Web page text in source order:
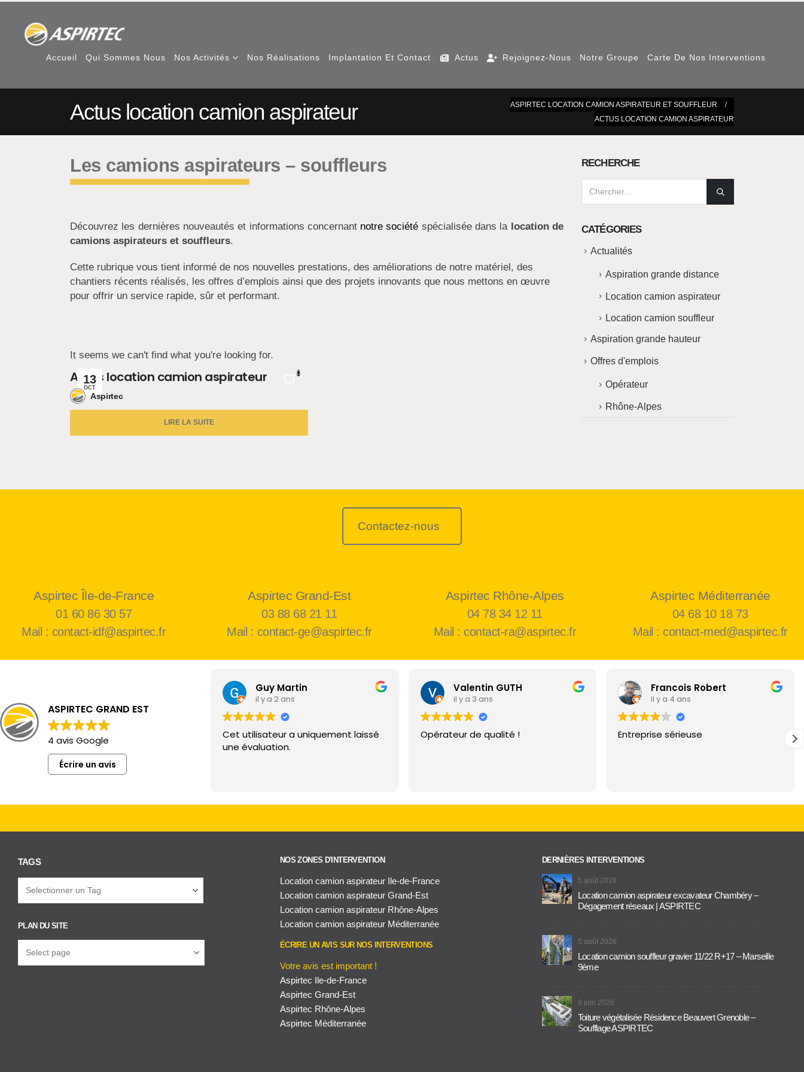
Accueil Qui Sommes Nous Nos Activités Nos Réalisations Implantation Et Contact Actus Rejoignez-Nous Notre Groupe Carte De Nos Interventions
Actus location camion aspirateur
ASPIRTEC LOCATION CAMION ASPIRATEUR ET SOUFFLEUR
ACTUS LOCATION CAMION ASPIRATEUR
Les camions aspirateurs – souffleurs
Découvrez les dernières nouveautés et informations concernant notre société spécialisée dans la location de
camions aspirateurs et souffleurs.
Cette rubrique vous tient informé de nos nouvelles prestations, des améliorations de notre matériel, des
chantiers récents réalisés, les offres d’emplois ainsi que des projets innovants que nous mettons en œuvre
pour offrir un service rapide, sûr et performant.
It seems we can't find what you're looking for.
13
OCT
0
Actus location camion aspirateur
Aspirtec
LIRE LA SUITE
RECHERCHE
CATÉGORIES
Actualités
Aspiration grande distance
Location camion aspirateur
Location camion souffleur
Aspiration grande hauteur
Offres d'emplois
Opérateur
Rhône-Alpes
Contactez-nous
Aspirtec Île-de-France
01 60 86 30 57
Mail : contact-idf@aspirtec.fr
Aspirtec Grand-Est
03 88 68 21 11
Mail : contact-ge@aspirtec.fr
Aspirtec Rhône-Alpes
04 78 34 12 11
Mail : contact-ra@aspirtec.fr
Aspirtec Méditerranée
04 68 10 18 73
Mail : contact-med@aspirtec.fr
ASPIRTEC GRAND EST
4 avis Google
Écrire un avis
Guy Martin
il y a 2 ans
Cet utilisateur a uniquement laissé
une évaluation.
Valentin GUTH
il y a 3 ans
Opérateur de qualité !
Francois Robert
il y a 4 ans
Entreprise sérieuse
TAGS
PLAN DU SITE
NOS ZONES D'INTERVENTION
Location camion aspirateur Ile-de-France
Location camion aspirateur Grand-Est
Location camion aspirateur Rhône-Alpes
Location camion aspirateur Méditerranée
ÉCRIRE UN AVIS SUR NOS INTERVENTIONS
Votre avis est important !
Aspirtec Ile-de-France
Aspirtec Grand-Est
Aspirtec Rhône-Alpes
Aspirtec Méditerranée
DERNIÈRES INTERVENTIONS
5 août 2026
Location camion aspirateur excavateur Chambéry –
Dégagement réseaux | ASPIRTEC
5 août 2026
Location camion souffleur gravier 11/22 R+17 – Marseille
9ème
9 juin 2026
Toiture végétalisée Résidence Beauvert Grenoble –
Soufflage ASPIRTEC